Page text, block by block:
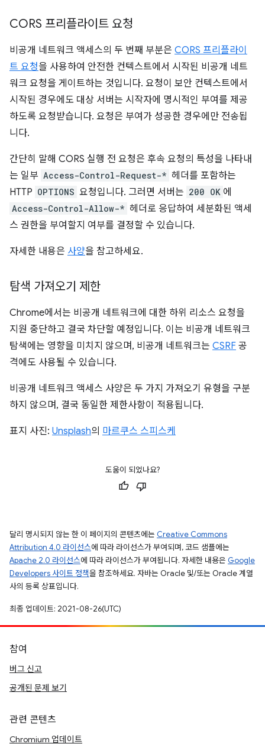
CORS 프리플라이트 요청
비공개 네트워크 액세스의 두 번째 부분은 CORS 프리플라이
트 요청을 사용하여 안전한 컨텍스트에서 시작된 비공개 네트
워크 요청을 게이트하는 것입니다. 요청이 보안 컨텍스트에서
시작된 경우에도 대상 서버는 시작자에 명시적인 부여를 제공
하도록 요청받습니다. 요청은 부여가 성공한 경우에만 전송됩
니다.
간단히 말해 CORS 실행 전 요청은 후속 요청의 특성을 나타내
는 일부 Access-Control-Request-* 헤더를 포함하는
HTTP OPTIONS 요청입니다. 그러면 서버는 200 OK 에
Access-Control-Allow-* 헤더로 응답하여 세분화된 액세
스 권한을 부여할지 여부를 결정할 수 있습니다.
자세한 내용은 사양을 참고하세요.
탐색 가져오기 제한
Chrome에서는 비공개 네트워크에 대한 하위 리소스 요청을
지원 중단하고 결국 차단할 예정입니다. 이는 비공개 네트워크
탐색에는 영향을 미치지 않으며, 비공개 네트워크는 CSRF 공
격에도 사용될 수 있습니다.
비공개 네트워크 액세스 사양은 두 가지 가져오기 유형을 구분
하지 않으며, 결국 동일한 제한사항이 적용됩니다.
표지 사진: Unsplash의 마르쿠스 스피스케
도움이 되었나요?
달리 명시되지 않는 한 이 페이지의 콘텐츠에는 Creative Commons
Attribution 4.0 라이선스에 따라 라이선스가 부여되며, 코드 샘플에는
Apache 2.0 라이선스에 따라 라이선스가 부여됩니다. 자세한 내용은 Google
Developers 사이트 정책을 참조하세요. 자바는 Oracle 및/또는 Oracle 계열
사의 등록 상표입니다.
최종 업데이트: 2021-08-26(UTC)
참여
버그 신고
공개된 문제 보기
관련 콘텐츠
Chromium 업데이트